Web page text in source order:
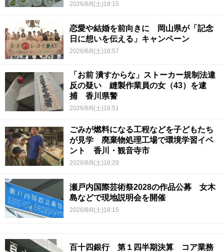
2026/8/8(土)18:15
恋愛や結婚を前向きに 岡山県が「記念
日に想いを伝える」キャンペーン
2026/8/8(土)16:57
「お前 潰すからな」ストーカー規制法違
反の疑い 縫製作業員の女（43）を逮
捕 香川県警
2026/8/8(土)16:51
ごみが燃料になる工程などを子どもたち
が見学 廃棄物処理工場で環境学習イベ
ント 香川・観音寺市
2026/8/8(土)16:29
瀬戸内国際芸術祭2028の作品公募 女木
島などで現地説明会を開催
2026/8/8(土)16:15
百十四銀行 第１四半期決算 コア業務